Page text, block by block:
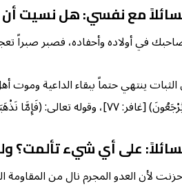
مع نفسي: هل نسيت أن
في أولاده وأحفاده، فصبر صبراً
ينتهي حتماً ببقاء الداعية وموت
* أَوْ نُرِيَنَّكَ الَّذِي وَعَدْنَاهُمْ فَإِنَّا عَلَيْهِم مُّقْتَدِرُونَ) [الزخرف٤٠-٤١].
على أي شيء تألمت؟
لأن العدو المجرم نال من المقاومة